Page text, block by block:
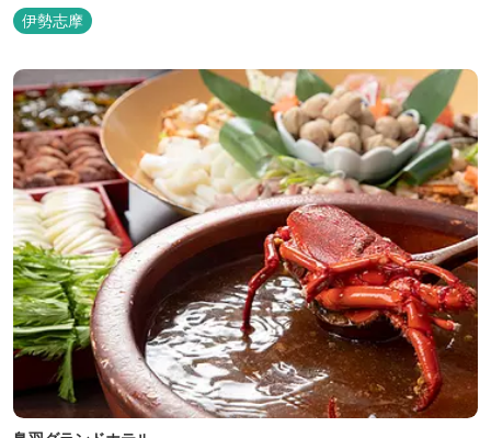
とした時間をお過ごし下さい。
伊勢志摩